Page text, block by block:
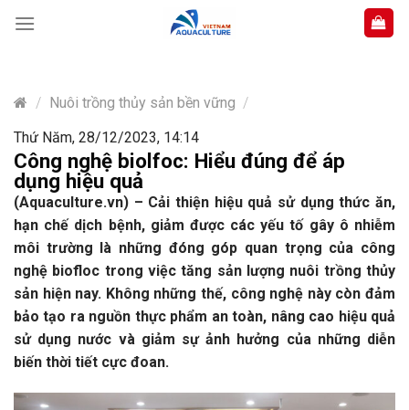
content
/ Nuôi trồng thủy sản bền vững /
Thứ Năm, 28/12/2023, 14:14
Công nghệ biolfoc: Hiểu đúng để áp
dụng hiệu quả
(Aquaculture.vn) – Cải thiện hiệu quả sử dụng thức ăn,
hạn chế dịch bệnh, giảm được các yếu tố gây ô nhiễm
môi trường là những đóng góp quan trọng của công
nghệ biofloc trong việc tăng sản lượng nuôi trồng thủy
sản hiện nay. Không những thế, công nghệ này còn đảm
bảo tạo ra nguồn thực phẩm an toàn, nâng cao hiệu quả
sử dụng nước và giảm sự ảnh hưởng của những diễn
biến thời tiết cực đoan.